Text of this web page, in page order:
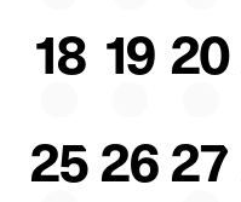
18 19 20
252627